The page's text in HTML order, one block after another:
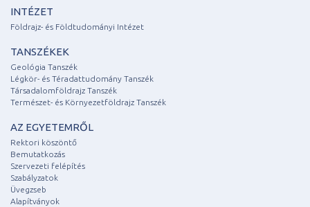
INTÉZET
Földrajz- és Földtudományi Intézet
TANSZÉKEK
Geológia Tanszék
Légkör- és Téradattudomány Tanszék
Társadalomföldrajz Tanszék
Természet- és Környezetföldrajz Tanszék
AZ EGYETEMRŐL
Rektori köszöntő
Bemutatkozás
Szervezeti felépítés
Szabályzatok
Üvegzseb
Alapítványok